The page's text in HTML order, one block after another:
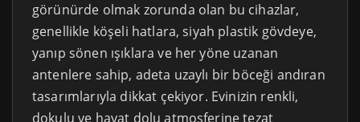
görünürde olmak zorunda olan bu cihazlar,
genellikle köşeli hatlara, siyah plastik gövdeye,
yanıp sönen ışıklara ve her yöne uzanan
antenlere sahip, adeta uzaylı bir böceği andıran
tasarımlarıyla dikkat çekiyor. Evinizin renkli,
dokulu ve hayat dolu atmosferine tezat